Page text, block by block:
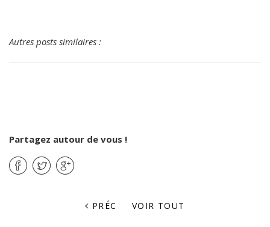
Autres posts similaires :
Partagez autour de vous !
PRÉC VOIR TOUT